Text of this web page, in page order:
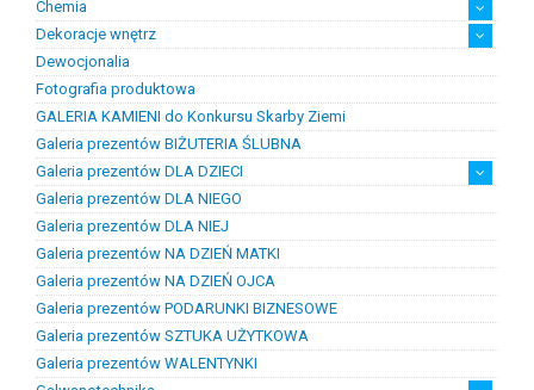
Chemia
Chemia złotnicza
Ciecze probiercze
Kleje
Pasty i proszki do lutowania
Dekoracje wnętrz
Figurki
Lampy i plafony
Świeczniki
Dewocjonalia
Fotografia produktowa
GALERIA KAMIENI do Konkursu Skarby Ziemi
Galeria prezentów BIŻUTERIA ŚLUBNA
Galeria prezentów DLA DZIECI
Prezenty na chrzest i narodziny dzieci
Prezenty na komunię
Galeria prezentów DLA NIEGO
Galeria prezentów DLA NIEJ
Galeria prezentów NA DZIEŃ MATKI
Galeria prezentów NA DZIEŃ OJCA
Galeria prezentów PODARUNKI BIZNESOWE
Galeria prezentów SZTUKA UŻYTKOWA
Galeria prezentów WALENTYNKI